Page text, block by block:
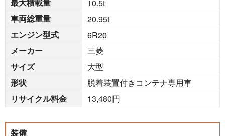
10.5t
車両総重量
20.95t
エンジン型式
6R20
メーカー
三菱
サイズ
大型
形状
脱着装置付きコンテナ専用車
リサイクル料金
13,480円
装備